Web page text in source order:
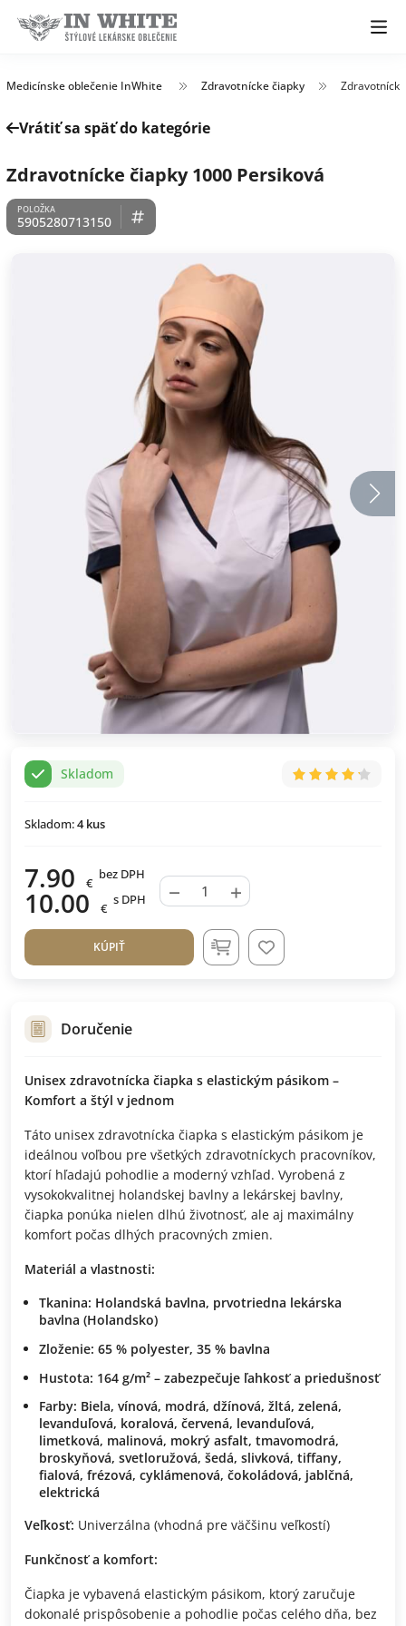
Medicínske oblečenie InWhite Zdravotnícke čiapky
Vrátiť sa späť do kategórie
Zdravotnícke čiapky 1000 Persiková
5905280713150
Skladom
Skladom:4kus
7.90 €
bez DPH
10.00 €
s DPH − +
KÚPIŤ
Doručenie
Unisex zdravotnícka čiapka s elastickým pásikom –
Komfort a štýl v jednom
Táto unisex zdravotnícka čiapka s elastickým pásikom je
ideálnou voľbou pre všetkých zdravotníckych pracovníkov,
ktorí hľadajú pohodlie a moderný vzhľad. Vyrobená z
vysokokvalitnej holandskej bavlny a lekárskej bavlny,
čiapka ponúka nielen dlhú životnosť, ale aj maximálny
komfort počas dlhých pracovných zmien.
Materiál a vlastnosti:
Tkanina: Holandská bavlna, prvotriedna lekárska
bavlna (Holandsko)
Zloženie: 65 % polyester, 35 % bavlna
Hustota: 164 g/m² – zabezpečuje ľahkosť a priedušnosť
Farby: Biela, vínová, modrá, džínová, žltá, zelená,
levanduľová, koralová, červená, levanduľová,
limetková, malinová, mokrý asfalt, tmavomodrá,
broskyňová, svetloružová, šedá, slivková, tiffany,
fialová, frézová, cyklámenová, čokoládová, jablčná,
elektrická
Veľkosť: Univerzálna (vhodná pre väčšinu veľkostí)
Funkčnosť a komfort:
Čiapka je vybavená elastickým pásikom, ktorý zaručuje
dokonalé prispôsobenie a pohodlie počas celého dňa, bez